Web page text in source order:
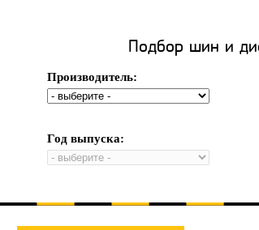
Подбор шин и
Производитель:
Год выпуска: